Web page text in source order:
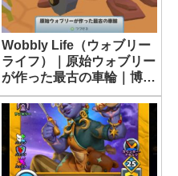
Wobbly Life（ウォブリー
ライフ）｜原始ウォブリー
が作った最古の車輪｜博物
館の遺物